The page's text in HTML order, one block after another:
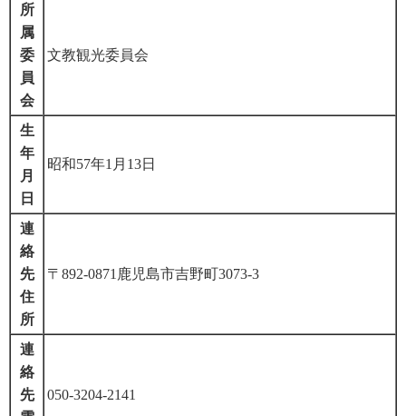
所
属
委
員
会
文教観光委員会
生
年
月
日
昭和57年1月13日
連
絡
先
住
所
〒892-0871鹿児島市吉野町3073-3
連
絡
先
050-3204-2141